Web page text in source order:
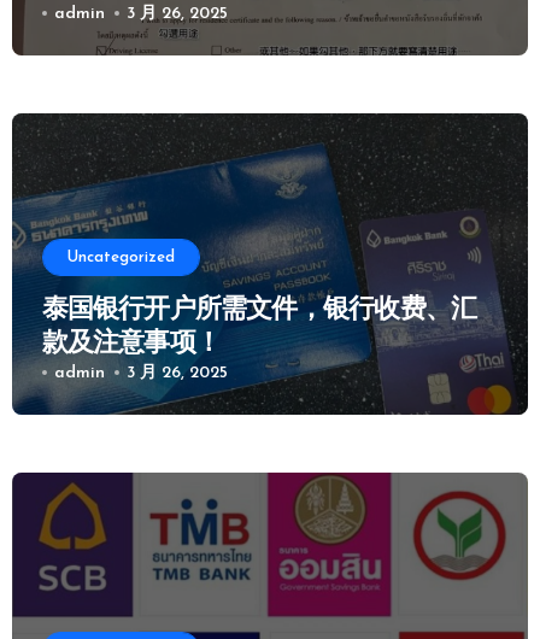
admin 3 月 26, 2025
Uncategorized
泰国银行开户所需文件，银行收费、汇
款及注意事项！
admin 3 月 26, 2025